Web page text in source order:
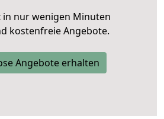
in nur wenigen Minuten
kostenfreie Angebote.
Angebote erhalten